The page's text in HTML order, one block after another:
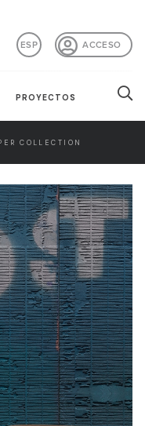
ACCESO
ESP
PROYECTOS
COLLECTION